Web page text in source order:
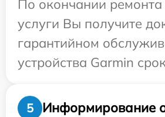
По окончании
услуги Вы получите
гарантийном
устройства Garmin
5
Информирование о